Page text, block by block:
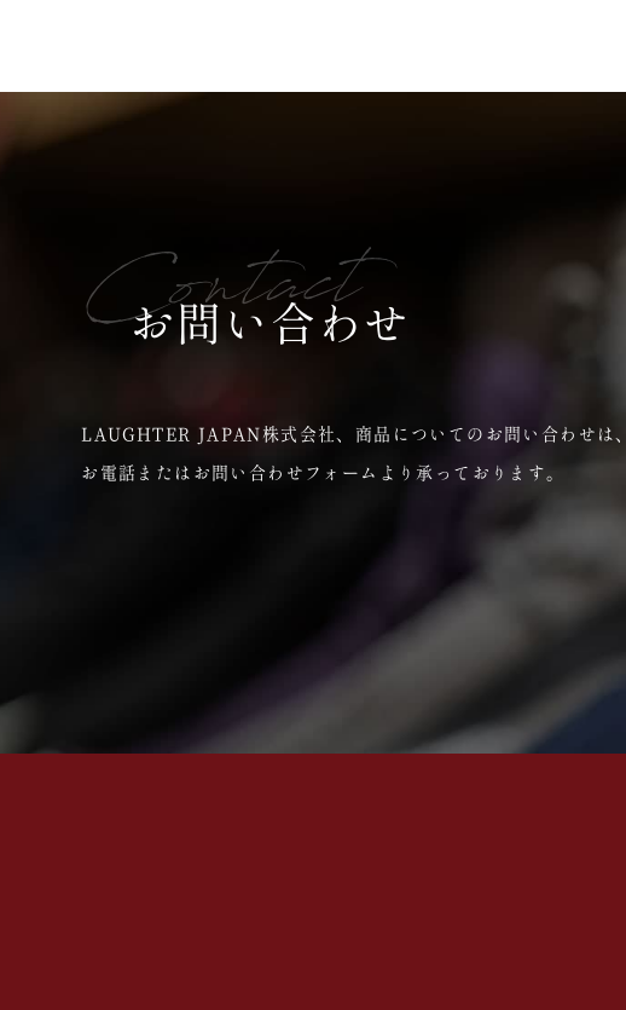
Contact
お問い合わせ
LAUGHTER JAPAN株式会社、商品についてのお問い合わせは、
お電話またはお問い合わせフォームより承っております。